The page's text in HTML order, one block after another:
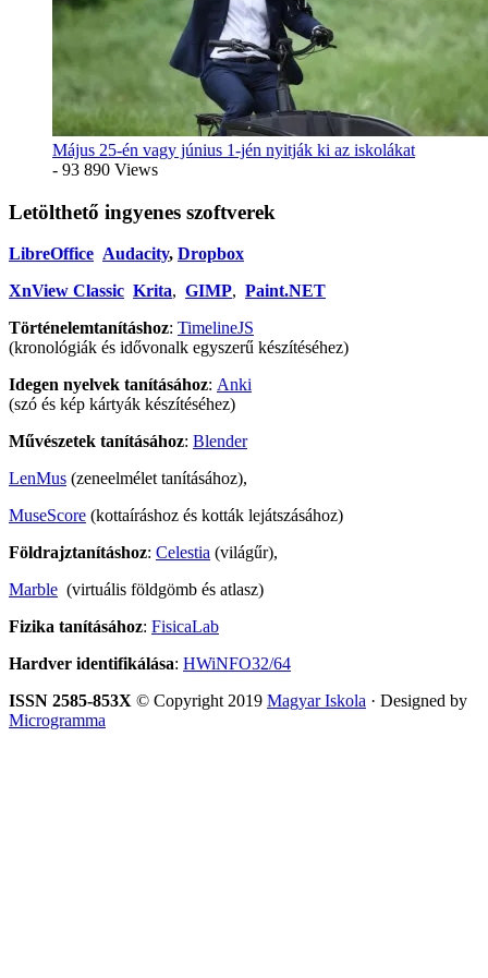
Május 25-én vagy június 1-jén nyitják ki az iskolákat
- 93 890 Views
Letölthető ingyenes szoftverek
LibreOffice Audacity, Dropbox
XnView Classic Krita, GIMP, Paint.NET
Történelemtanításhoz: TimelineJS
(kronológiák és idővonalk egyszerű készítéséhez)
Idegen nyelvek tanításához: Anki
(szó és kép kártyák készítéséhez)
Művészetek tanításához: Blender
LenMus (zeneelmélet tanításához),
MuseScore (kottaíráshoz és kották lejátszásához)
Földrajztanításhoz: Celestia (világűr),
Marble (virtuális földgömb és atlasz)
Fizika tanításához: FisicaLab
Hardver identifikálása: HWiNFO32/64
ISSN 2585-853X © Copyright 2019 Magyar Iskola · Designed by
Microgramma